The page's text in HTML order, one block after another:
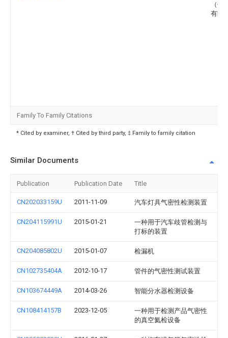
（佛
有限
Family To Family Citations
* Cited by examiner, † Cited by third party, ‡ Family to family citation
Similar Documents
Publication Publication Date Title
CN202033159U 2011-11-09 汽车灯具气密性检测装置
CN204115991U 2015-01-21
一种用于汽车歧管检测与
打标的装置
CN204085802U 2015-01-07 检漏机
CN102735404A 2012-10-17 管件的气密性测试装置
CN103674449A 2014-03-26 智能分水器检测设备
CN108414157B 2023-12-05
一种用于检测产品气密性
的真空氦检设备